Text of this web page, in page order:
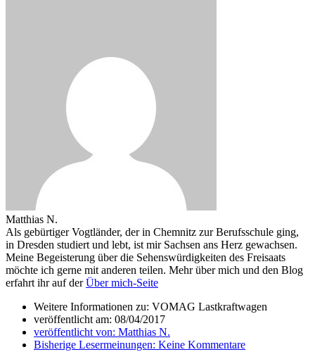
Matthias N.
Als gebürtiger Vogtländer, der in Chemnitz zur Berufsschule ging,
in Dresden studiert und lebt, ist mir Sachsen ans Herz gewachsen.
Meine Begeisterung über die Sehenswürdigkeiten des Freisaats
möchte ich gerne mit anderen teilen. Mehr über mich und den Blog
erfahrt ihr auf derÜber mich-Seite
Weitere Informationen zu: VOMAG Lastkraftwagen
veröffentlicht am: 08/04/2017
veröffentlicht von: Matthias N.
Bisherige Lesermeinungen: Keine Kommentare